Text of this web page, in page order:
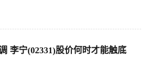
李宁(02331)股价何时才能触底